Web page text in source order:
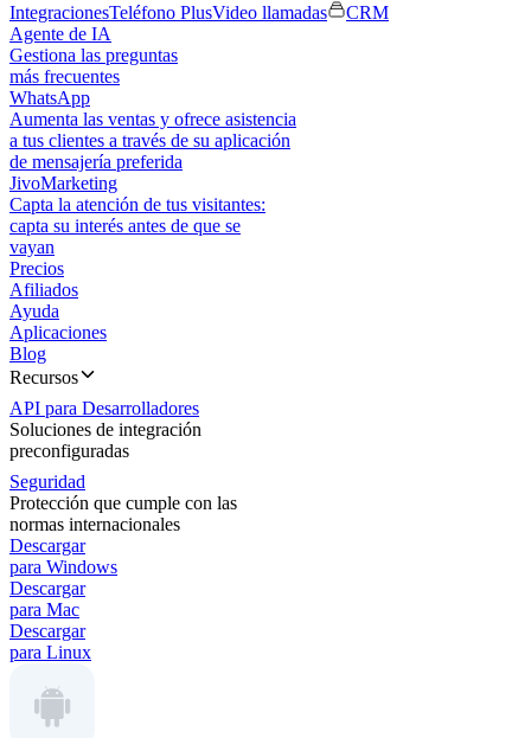
IntegracionesTeléfono PlusVideo llamadas
CRM
Agente de IA
Gestiona las preguntas
más frecuentes
WhatsApp
Aumenta las ventas y ofrece asistencia
a tus clientes a través de su aplicación
de mensajería preferida
JivoMarketing
Capta la atención de tus visitantes:
capta su interés antes de que se
vayan
Precios
Afiliados
Ayuda
Aplicaciones
Blog
Recursos
API para Desarrolladores
Soluciones de integración
preconfiguradas
Seguridad
Protección que cumple con las
normas internacionales
Descargar
para Windows
Descargar
para Mac
Descargar
para Linux